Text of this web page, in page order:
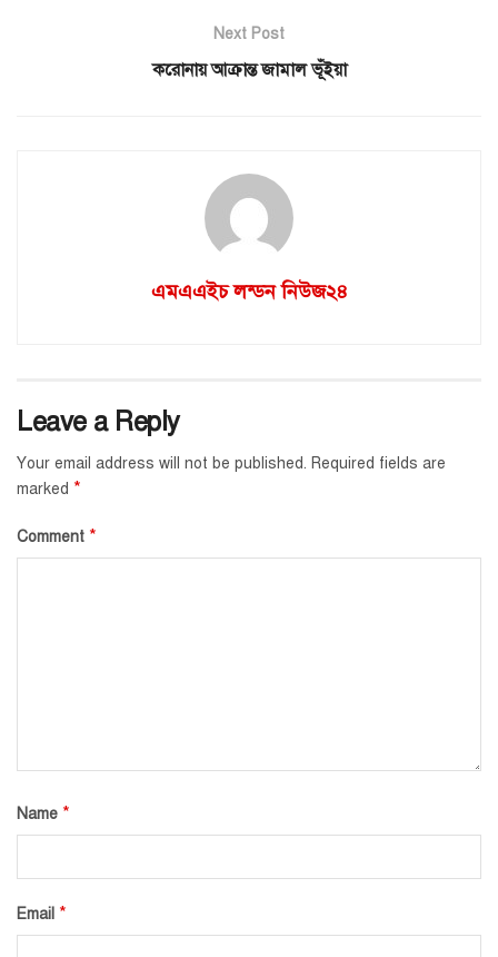
Next Post
করোনায় আক্রান্ত জামাল ভূঁইয়া
এমএএইচ লন্ডন নিউজ২৪
Leave a Reply
Your email address will not be published. Required fields are
marked *
Comment *
Name *
Email *